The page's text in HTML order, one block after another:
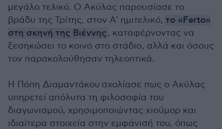
μεγάλο τελικό. Ο Ακύλας παρουσίασε το
βράδυ της Τρίτης, στον Α' ημιτελικό, το «Ferto»
στη σκηνή της Βιέννης, καταφέρνοντας να
ξεσηκώσει το κοινό στο στάδιο, αλλά και όσους
τον παρακολούθησαν τηλεοπτικά.
Η Πόπη Διαμαντάκου σχολίασε πως ο Ακύλας
υπηρετεί απόλυτα τη φιλοσοφία του
διαγωνισμού, χρησιμοποιώντας χιούμορ και
ιδιαίτερα στοιχεία στην εμφάνισή του, όπως